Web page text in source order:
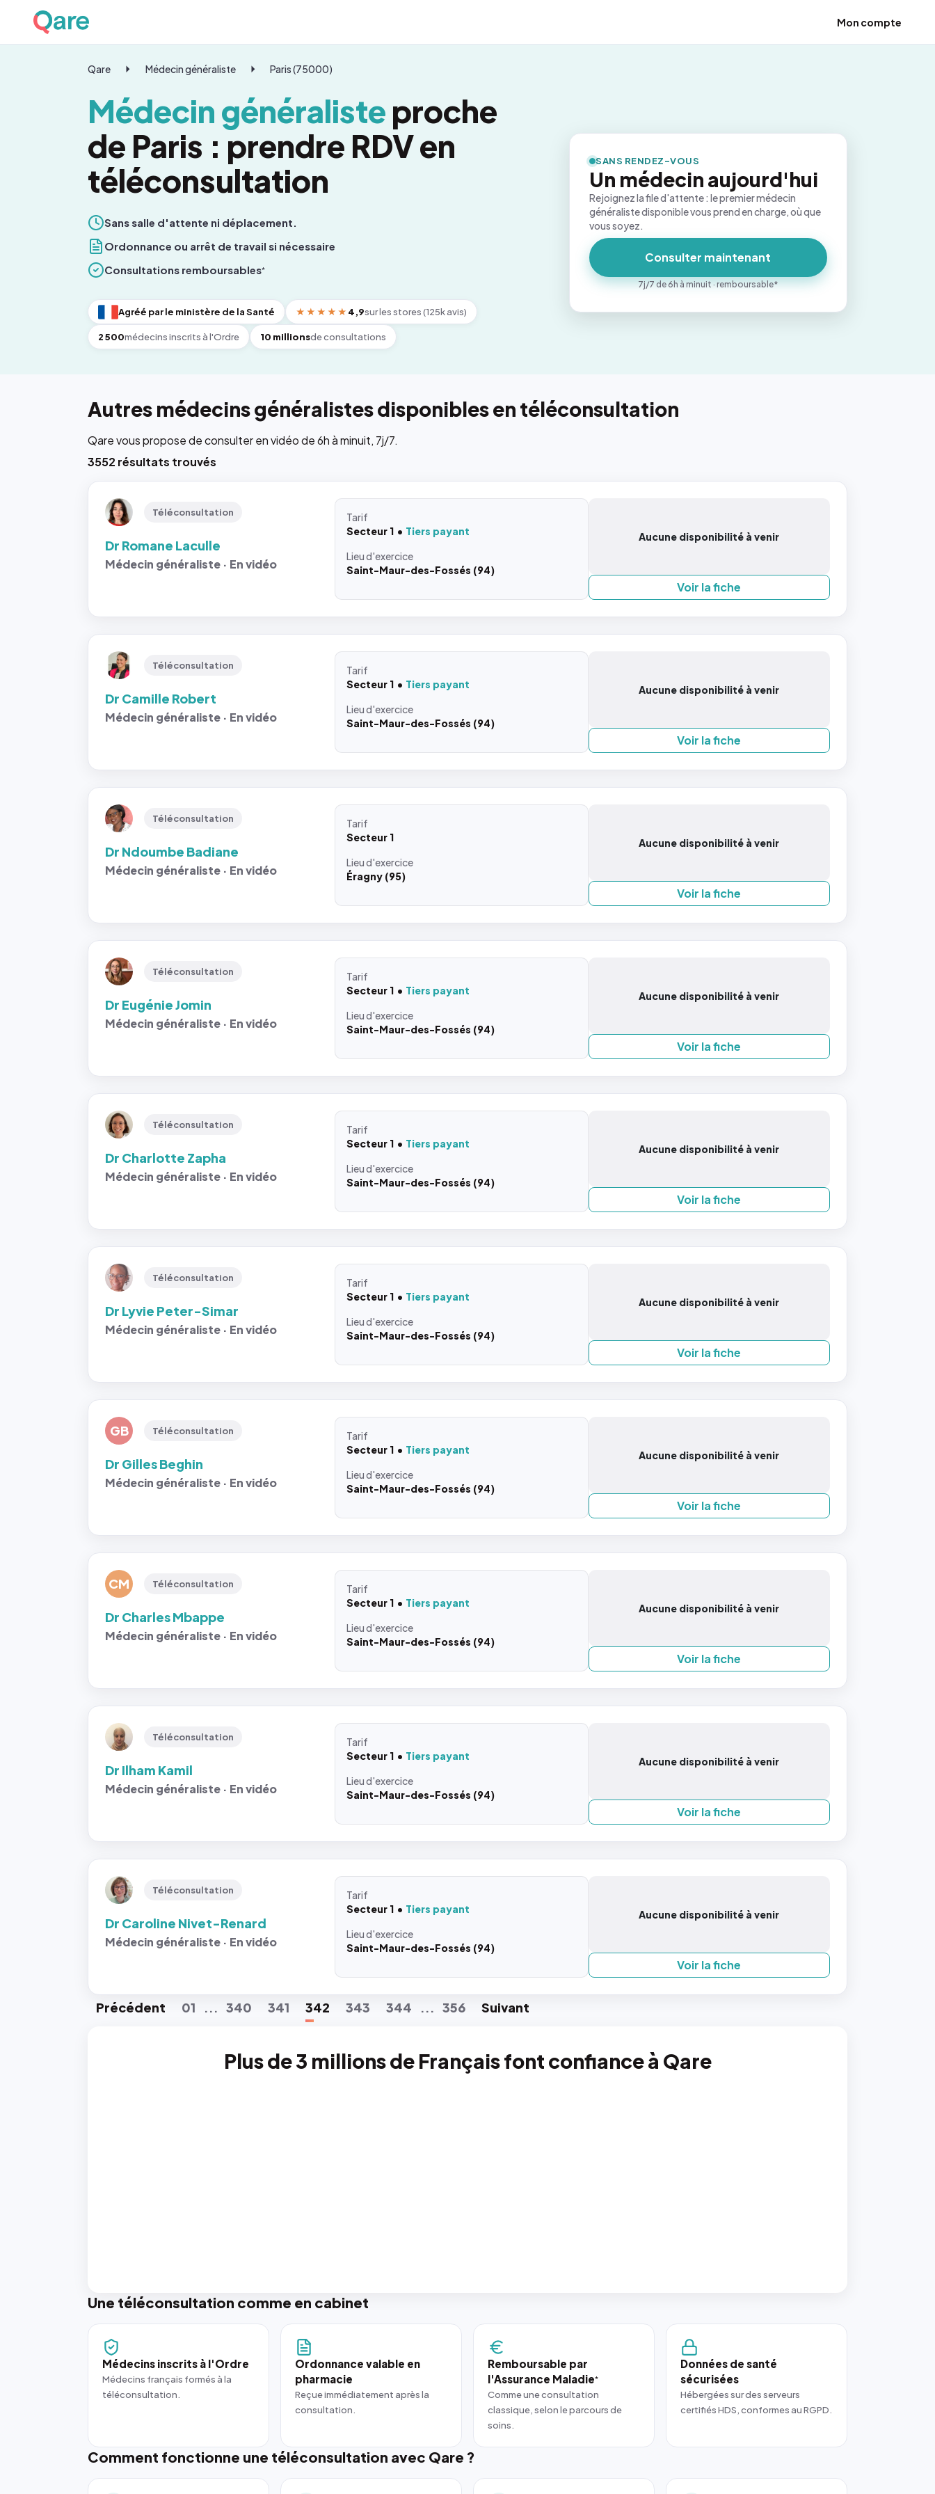
Mon compte
Qare Médecin généraliste Paris (75000)
Médecin généralisteproche
de Paris : prendre RDV en
téléconsultation
Sans salle d'attente ni déplacement.
Ordonnance ou arrêt de travail si nécessaire
Consultations remboursables*
Agréé par le ministère de la Santé ★★★★★ 4,9sur les stores (125k avis)
2 500médecins inscrits à l'Ordre 10 millionsde consultations
SANS RENDEZ-VOUS
Un médecin aujourd'hui
Rejoignez la file d'attente : le premier médecin
généraliste disponible vous prend en charge, où que
vous soyez.
Consulter maintenant
7j/7 de 6h à minuit · remboursable*
Autres médecins généralistes disponibles en téléconsultation
Qare vous propose de consulter en vidéo de 6h à minuit, 7j/7.
3552 résultats trouvés
Téléconsultation
Dr Romane Laculle
Médecin généraliste · En vidéo
Tarif
Secteur 1
Tiers payant
Lieud'exercice
Saint-Maur-des-Fossés (94)
Aucune disponibilité à venir
Voir la fiche
Téléconsultation
Dr Camille Robert
Médecin généraliste · En vidéo
Tarif
Secteur 1
Tiers payant
Lieud'exercice
Saint-Maur-des-Fossés (94)
Aucune disponibilité à venir
Voir la fiche
Téléconsultation
Dr Ndoumbe Badiane
Médecin généraliste · En vidéo
Tarif
Secteur 1
Lieud'exercice
Éragny (95)
Aucune disponibilité à venir
Voir la fiche
Téléconsultation
Dr Eugénie Jomin
Médecin généraliste · En vidéo
Tarif
Secteur 1
Tiers payant
Lieud'exercice
Saint-Maur-des-Fossés (94)
Aucune disponibilité à venir
Voir la fiche
Téléconsultation
Dr Charlotte Zapha
Médecin généraliste · En vidéo
Tarif
Secteur 1
Tiers payant
Lieud'exercice
Saint-Maur-des-Fossés (94)
Aucune disponibilité à venir
Voir la fiche
Téléconsultation
Dr Lyvie Peter-Simar
Médecin généraliste · En vidéo
Tarif
Secteur 1
Tiers payant
Lieud'exercice
Saint-Maur-des-Fossés (94)
Aucune disponibilité à venir
Voir la fiche
GB Téléconsultation
Dr Gilles Beghin
Médecin généraliste · En vidéo
Tarif
Secteur 1
Tiers payant
Lieud'exercice
Saint-Maur-des-Fossés (94)
Aucune disponibilité à venir
Voir la fiche
CM Téléconsultation
Dr Charles Mbappe
Médecin généraliste · En vidéo
Tarif
Secteur 1
Tiers payant
Lieud'exercice
Saint-Maur-des-Fossés (94)
Aucune disponibilité à venir
Voir la fiche
Téléconsultation
Dr Ilham Kamil
Médecin généraliste · En vidéo
Tarif
Secteur 1
Tiers payant
Lieud'exercice
Saint-Maur-des-Fossés (94)
Aucune disponibilité à venir
Voir la fiche
Téléconsultation
Dr Caroline Nivet-Renard
Médecin généraliste · En vidéo
Tarif
Secteur 1
Tiers payant
Lieud'exercice
Saint-Maur-des-Fossés (94)
Aucune disponibilité à venir
Voir la fiche
Précédent 01 ... 340 341 342 343 344 ... 356 Suivant
Plus de 3 millions de Français font confiance à Qare
Une téléconsultation comme en cabinet
Médecins inscrits à l'Ordre
Médecins français formés à la
téléconsultation.
Ordonnance valable en
pharmacie
Reçue immédiatement après la
consultation.
Remboursable par
l'Assurance Maladie*
Comme une consultation
classique, selon le parcours de
soins.
Données de santé
sécurisées
Hébergées sur des serveurs
certifiés HDS, conformes au RGPD.
Comment fonctionne une téléconsultation avec Qare ?